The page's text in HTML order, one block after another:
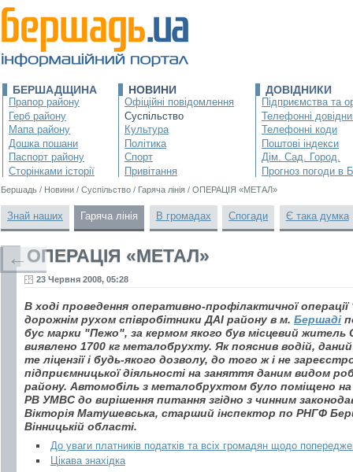
БЕРШАДЩИНА
Прапор району
Герб району
Мапа району
Дошка пошани
Паспорт району
Сторінками історії
НОВИНИ
Офіційні повідомлення
Суспільство
Культура
Політика
Спорт
Привітання
ДОВІДНИКИ
Підприємства та
Телефонні
Телефонні коди
Поштові індекси
Дім. Сад. Город.
Прогноз погоди в
Бершадь / Новини / Суспільство / Гаряча лінія / ОПЕРАЦІЯ «МЕТАЛ»
Знай наших Гаряча лінія В громадах Спогади Є така думка
ОПЕРАЦІЯ «МЕТАЛ»
23 Червня 2008, 05:28
В ході проведення оперативно-профілактичної
дорожнім рухом співробітники ДАІ району в м. Бершаді
бус марки "Пежо", за кермом якого був місцевий житель
виявлено 1700 кг металобрухту. Як пояснив водій,
те ліцензії і будь-якого дозволу, до того ж і не
підприємницької діяльності на заняття даним видом
району. Автомобіль з металобрухтом було поміщено
РВ УМВС до вирішення питання згідно з чинним
Вікторія Матушевська, старший інспектор по РНГФ
Вінницькій області.
До уваги платників податків та всіх громадян щодо
Цікава знахідка
←